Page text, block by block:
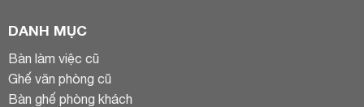
DANH MỤC
Bàn làm việc cũ
Ghế văn phòng cũ
Bàn ghế phòng khách